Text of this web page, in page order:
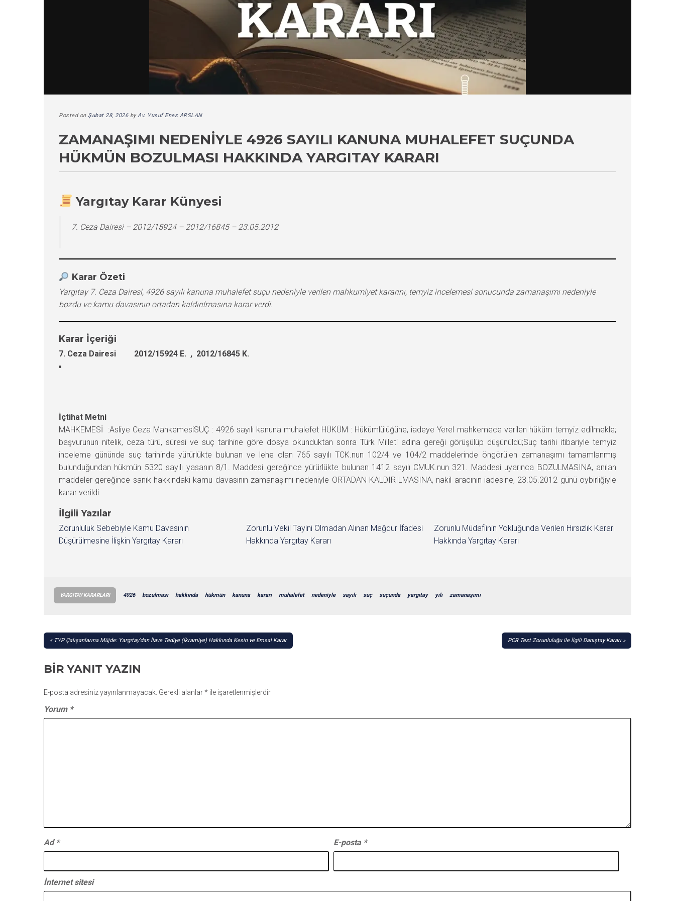
Posted on Şubat 28, 2026byAv. Yusuf Enes ARSLAN
ZAMANAŞIMI NEDENIYLE 4926 SAYILI KANUNA MUHALEFET SUÇUNDA
HÜKMÜN BOZULMASI HAKKINDA YARGITAY KARARI
Yargıtay Karar Künyesi
7. Ceza Dairesi – 2012/15924 – 2012/16845 – 23.05.2012
Karar Özeti
Yargıtay 7. Ceza Dairesi, 4926 sayılı kanuna muhalefet suçu nedeniyle verilen mahkumiyet kararını, temyiz incelemesi sonucunda zamanaşımı nedeniyle
bozdu ve kamu davasının ortadan kaldırılmasına karar verdi.
Karar İçeriği
7. Ceza Dairesi 2012/15924 E. , 2012/16845 K.
İçtihat Metni
MAHKEMESİ :Asliye Ceza MahkemesiSUÇ : 4926 sayılı kanuna muhalefet HÜKÜM : Hükümlülüğüne, iadeye Yerel mahkemece verilen hüküm temyiz edilmekle;
başvurunun nitelik, ceza türü, süresi ve suç tarihine göre dosya okunduktan sonra Türk Milleti adına gereği görüşülüp düşünüldü;Suç tarihi itibariyle temyiz
inceleme gününde suç tarihinde yürürlükte bulunan ve lehe olan 765 sayılı TCK.nun 102/4 ve 104/2 maddelerinde öngörülen zamanaşımı tamamlanmış
bulunduğundan hükmün 5320 sayılı yasanın 8/1. Maddesi gereğince yürürlükte bulunan 1412 sayılı CMUK.nun 321. Maddesi uyarınca BOZULMASINA, anılan
maddeler gereğince sanık hakkındaki kamu davasının zamanaşımı nedeniyle ORTADAN KALDIRILMASINA, nakil aracının iadesine, 23.05.2012 günü oybirliğiyle
karar verildi.
İlgili Yazılar
Zorunluluk Sebebiyle Kamu Davasının
Düşürülmesine İlişkin Yargıtay Kararı
Zorunlu Vekil Tayini Olmadan Alınan Mağdur İfadesi
Hakkında Yargıtay Kararı
Zorunlu Müdafiinin Yokluğunda Verilen Hırsızlık Kararı
Hakkında Yargıtay Kararı
YARGITAY KARARLARI 4926 bozulması hakkında hükmün kanuna kararı muhalefet nedeniyle sayılı suç suçunda yargıtay yılı zamanaşımı
YAZI
TYP Çalışanlarına Müjde: Yargıtay’dan İlave Tediye (İkramiye) Hakkında Kesin ve Emsal Karar PCR Test Zorunluluğu ile İlgili Danıştay Kararı
BIR YANIT YAZIN
E-posta adresiniz yayınlanmayacak. Gerekli alanlar* ile işaretlenmişlerdir
Yorum *
Ad * E-posta *
İnternet sitesi